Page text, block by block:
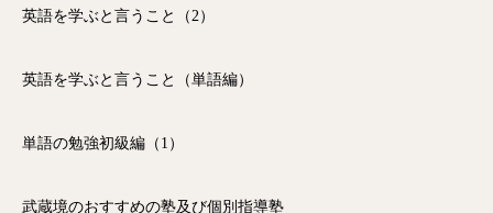
英語を学ぶと言うこと（2）
英語を学ぶと言うこと（単語編）
単語の勉強初級編（1）
武蔵境のおすすめの塾及び個別指導塾